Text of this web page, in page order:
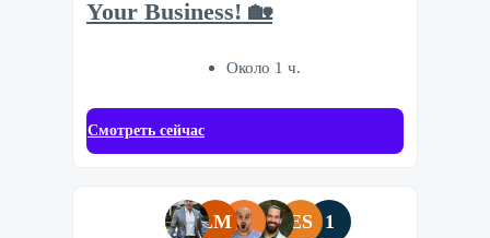
Your Business! 🏡
Около 1 ч.
Смотреть сейчас
LM ES 1